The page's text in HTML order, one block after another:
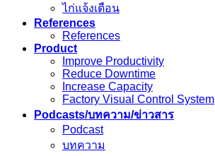
ไก่แจ้งเตือน
References
References
Product
Improve Productivity
Reduce Downtime
Increase Capacity
Factory Visual Control System
Podcasts/บทความ/ข่าวสาร
Podcast
บทความ